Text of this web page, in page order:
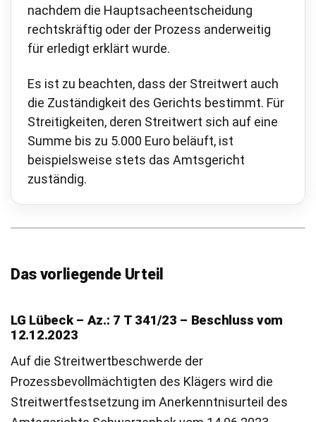
nachdem die Hauptsacheentscheidung
rechtskräftig oder der Prozess anderweitig
für erledigt erklärt wurde.
Es ist zu beachten, dass der Streitwert auch
die Zuständigkeit des Gerichts bestimmt. Für
Streitigkeiten, deren Streitwert sich auf eine
Summe bis zu 5.000 Euro beläuft, ist
beispielsweise stets das Amtsgericht
zuständig.
Das vorliegende Urteil
LG Lübeck – Az.: 7 T 341/23 – Beschluss vom
12.12.2023
Auf die Streitwertbeschwerde der
Prozessbevollmächtigten des Klägers wird die
Streitwertfestsetzung im Anerkenntnisurteil des